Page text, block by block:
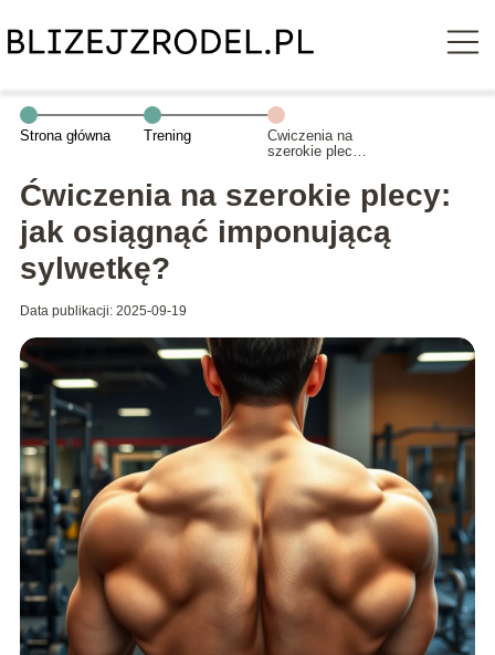
Strona główna Trening
Ćwiczenia na
szerokie plecy:
imponującą
sylwetkę?
Ćwiczenia na szerokie plecy:
jak osiągnąć imponującą
sylwetkę?
Data publikacji: 2025-09-19